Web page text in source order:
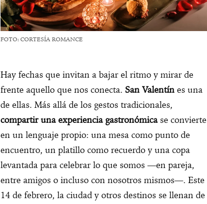
FOTO: CORTESÍA ROMANCE
Hay fechas que invitan a bajar el ritmo y mirar de
frente aquello que nos conecta. San Valentín es una
de ellas. Más allá de los gestos tradicionales,
compartir una experiencia gastronómicase convierte
en un lenguaje propio: una mesa como punto de
encuentro, un platillo como recuerdo y una copa
levantada para celebrar lo que somos —en pareja,
entre amigos o incluso con nosotros mismos—. Este
14 de febrero, la ciudad y otros destinos se llenan de